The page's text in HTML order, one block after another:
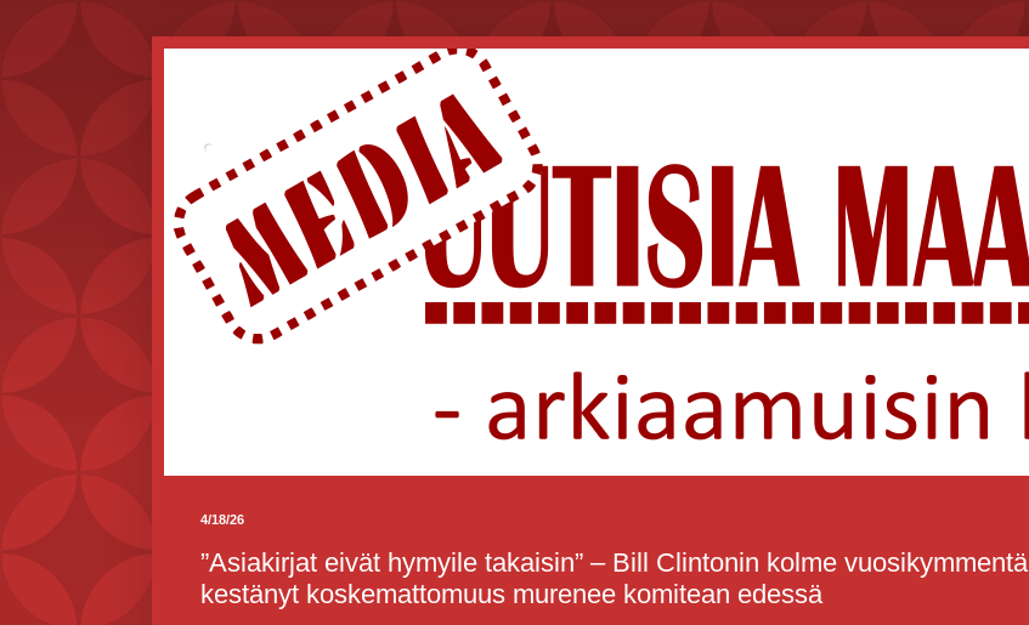
.
4/18/26
”Asiakirjat eivät hymyile takaisin” – Bill Clintonin kolme vuosikymmentä
kestänyt koskemattomuus murenee komitean edessä